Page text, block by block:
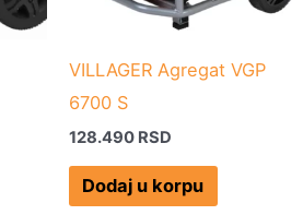
VILLAGER Agregat VGP
6700 S
128.490 RSD
Dodaj u korpu